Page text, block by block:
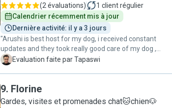
(2 évaluations) 1 client régulier
Calendrier récemment mis à jour
Dernière activité: il y a 3 jours
"Arushi is best host for my dog, i received constant
updates and they took really good care of my dog ,
thank you Arushi and Karan who both took care of my
T Evaluation faite par Tapaswi
9. Florine
Gardes, visites et promenades chat🐱chien🐶